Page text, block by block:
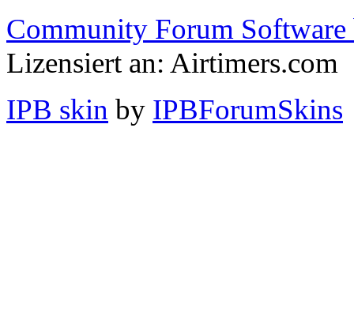
Community Forum Software
Lizensiert an: Airtimers.com
IPB skin by IPBForumSkins